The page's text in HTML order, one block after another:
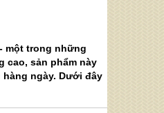
một trong những
sản phẩm này
ngày. Dưới đây